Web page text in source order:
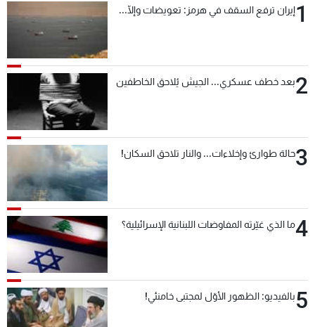
1إيران ترفع السقف في هرمز: تعويضات وإلّا...
2بعد خطف عسكري... الجيش يُلاحق الخاطفين
3حالة طوارئ وإخلاءات... والنار تلاحق السكان!
4ما الذي غيّرته المفاوضات اللبنانية الإسرائيلية؟
5بالفيديو: الظهور الأوّل لمجتبى خامنئي!
جدول البرامج
عن MTV
شروط الإسـتخدام
سياسة الخصوصية